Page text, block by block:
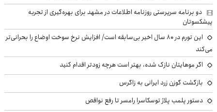
دو برنامه سرپرستی روزنامه اطلاعات در مشهد برای بهره‌گیری از تجربه
پیشکسوتان
این تورم در ۸۰ سال اخیر بی‌سابقه است/ افزایش نرخ سوخت اوضاع را بحرانی‌تر
می‌کند
اگر موهایتان نازک شده، بهتر است هرچه زودتر اقدام کنید
بازگشت گوزن زرد ایرانی به زاگرس
دستور پلمب پلاژ توسکاسرا رامسر تا رفع نواقص